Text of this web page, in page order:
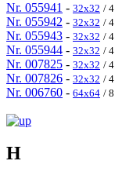
Nr. 055941 - 32x32 / 4
Nr. 055942 - 32x32 / 4
Nr. 055943 - 32x32 / 4
Nr. 055944 - 32x32 / 4
Nr. 007825 - 32x32 / 4
Nr. 007826 - 32x32 / 4
Nr. 006760 - 64x64 / 8
H